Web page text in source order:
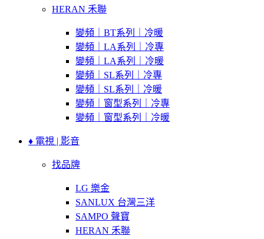
HERAN 禾聯
變頻｜BT系列｜冷暖
變頻｜LA系列｜冷專
變頻｜LA系列｜冷暖
變頻｜SL系列｜冷專
變頻｜SL系列｜冷暖
變頻｜窗型系列｜冷專
變頻｜窗型系列｜冷暖
♦ 電視 | 影音
找品牌
LG 樂金
SANLUX 台灣三洋
SAMPO 聲寶
HERAN 禾聯